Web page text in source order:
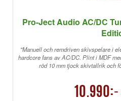
Pro-Ject Audio AC/DC
"Manuell och remdriven skivspelare i
hardcore fans av AC/DC. Plint i MDF
röd 10 mm tjock skivtallrik och
10.990:-